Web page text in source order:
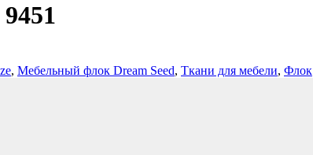
, Мебельный флок Dream Seed, Ткани для мебели, Флок